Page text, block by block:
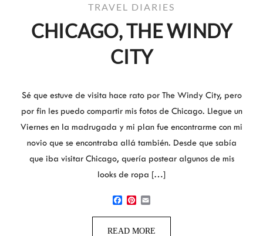
TRAVEL DIARIES
CHICAGO, THE WINDY
CITY
Sé que estuve de visita hace rato por The Windy City, pero
por fin les puedo compartir mis fotos de Chicago. Llegue un
Viernes en la madrugada y mi plan fue encontrarme con mi
novio que se encontraba allá también. Desde que sabía
que iba visitar Chicago, quería postear algunos de mis
looks de ropa […]
READ MORE